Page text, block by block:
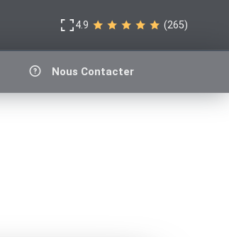
4.9 (265)
Nous Contacter